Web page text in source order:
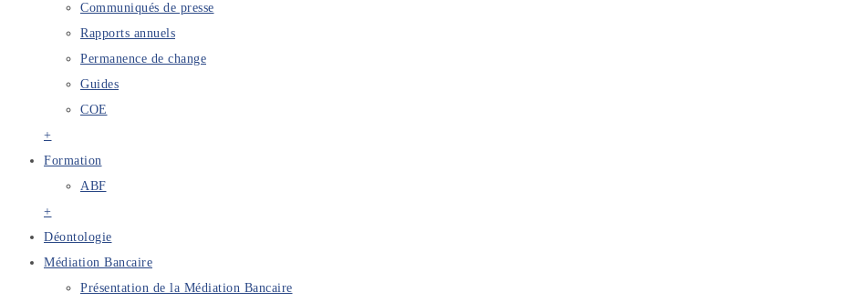
Communiqués de presse
Rapports annuels
Permanence de change
Guides
COE
+
Formation
ABF
+
Déontologie
Médiation Bancaire
Présentation de la Médiation Bancaire